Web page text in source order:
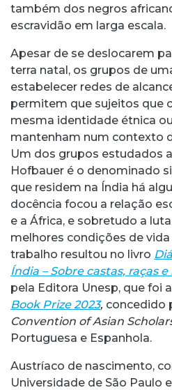
também dos negros
escravidão em larga escala.
Apesar de se deslocarem
terra natal, os grupos de
estabelecer redes de
permitem que sujeitos que
mesma identidade étnica
mantenham num contexto
Um dos grupos estudados
Hofbauer é o denominado
que residem na Índia há
docência focou a relação
e a África, e sobretudo a
melhores condições de
trabalho resultou no livro
Índia – Sobre castas, raças
pela Editora Unesp, que foi
Book Prize 2023, concedido
Convention of Asian
Portuguesa e Espanhola.
Austríaco de nascimento,
Universidade de São Paulo